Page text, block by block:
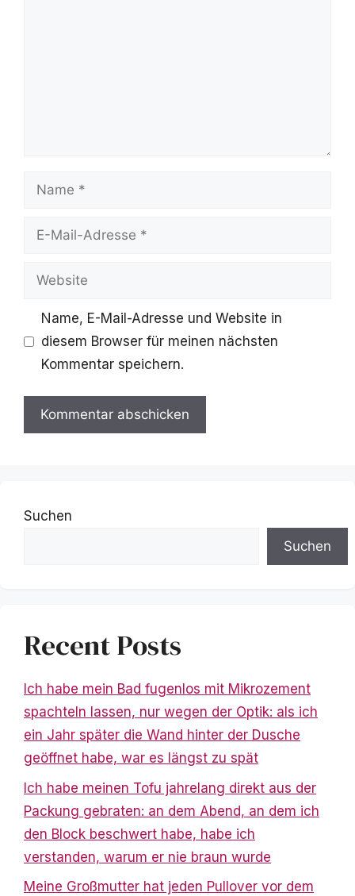
Name
Adresse
Website
Name, E-Mail-Adresse und Website in
diesem Browser für meinen nächsten
Kommentar speichern.
Suchen
Suchen
Recent Posts
Ich habe mein Bad fugenlos mit Mikrozement
spachteln lassen, nur wegen der Optik: als ich
ein Jahr später die Wand hinter der Dusche
geöffnet habe, war es längst zu spät
Ich habe meinen Tofu jahrelang direkt aus der
Packung gebraten: an dem Abend, an dem ich
den Block beschwert habe, habe ich
verstanden, warum er nie braun wurde
Meine Großmutter hat jeden Pullover vor dem